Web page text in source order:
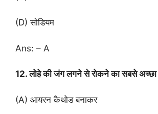
(D) सोडियम
Ans: – A
12. लोहे की जंग लगने से रोकने का सबसे अच्छा
(A) आयरन कैथोड बनाकर